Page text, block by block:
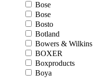
Bose
Bose
Bosto
Botland
Bowers & Wilkins
BOXER
Boxproducts
Boya